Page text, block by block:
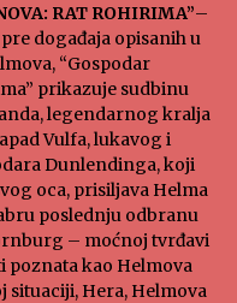
osvojili 24 medalje na
Jagodini
RAT ROHIRIMA”–
događaja opisanih u
“Gospodar
prikazuje sudbinu
legendarnog kralja
Vulfa, lukavog i
Dunlendinga, koji
oca, prisiljava Helma
poslednju odbranu
– moćnoj tvrđavi
poznata kao Helmova
situaciji, Hera, Helmova